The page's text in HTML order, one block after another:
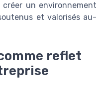
un environnement
et valorisés au-
reflet